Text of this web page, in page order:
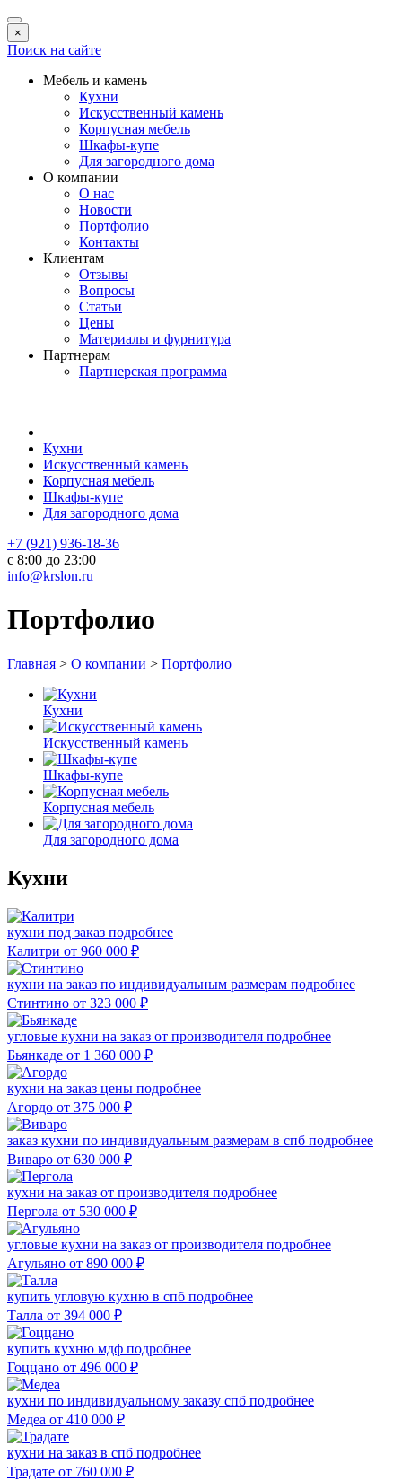
×
Поиск на сайте
Мебель и камень
Кухни
Искусственный камень
Корпусная мебель
Шкафы-купе
Для загородного дома
О компании
О нас
Новости
Портфолио
Контакты
Клиентам
Отзывы
Вопросы
Статьи
Цены
Материалы и фурнитура
Партнерам
Партнерская программа
Кухни
Искусственный камень
Корпусная мебель
Шкафы-купе
Для загородного дома
+7 (921) 936-18-36
с 8:00 до 23:00
info@krslon.ru
Портфолио
Главная > О компании > Портфолио
Кухни
Искусственный камень
Шкафы-купе
Корпусная мебель
Для загородного дома
Кухни
кухни под заказ подробнее
Калитри от 960 000 ₽
кухни на заказ по индивидуальным размерам подробнее
Стинтино от 323 000 ₽
угловые кухни на заказ от производителя подробнее
Бьянкаде от 1 360 000 ₽
кухни на заказ цены подробнее
Агордо от 375 000 ₽
заказ кухни по индивидуальным размерам в спб подробнее
Виваро от 630 000 ₽
кухни на заказ от производителя подробнее
Пергола от 530 000 ₽
угловые кухни на заказ от производителя подробнее
Агульяно от 890 000 ₽
купить угловую кухню в спб подробнее
Талла от 394 000 ₽
купить кухню мдф подробнее
Гоццано от 496 000 ₽
кухни по индивидуальному заказу спб подробнее
Медеа от 410 000 ₽
кухни на заказ в спб подробнее
Традате от 760 000 ₽